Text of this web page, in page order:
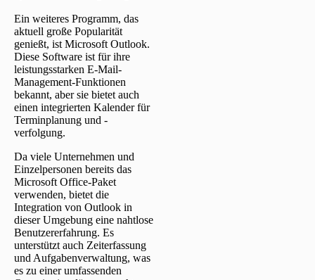
Ein weiteres Programm, das
aktuell große Popularität
genießt, ist Microsoft Outlook.
Diese Software ist für ihre
leistungsstarken E-Mail-
Management-Funktionen
bekannt, aber sie bietet auch
einen integrierten Kalender für
Terminplanung und -
verfolgung.
Da viele Unternehmen und
Einzelpersonen bereits das
Microsoft Office-Paket
verwenden, bietet die
Integration von Outlook in
dieser Umgebung eine nahtlose
Benutzererfahrung. Es
unterstützt auch Zeiterfassung
und Aufgabenverwaltung, was
es zu einer umfassenden